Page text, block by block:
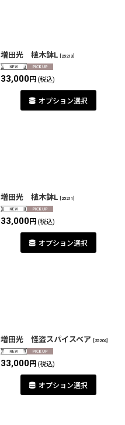
増田光 植木鉢L 25213
33,000円 (税込)
オプション選択
増田光 植木鉢L 25211
33,000円 (税込)
オプション選択
増田光 怪盗スパイスベア 25204]
33,000円 (税込)
オプション選択